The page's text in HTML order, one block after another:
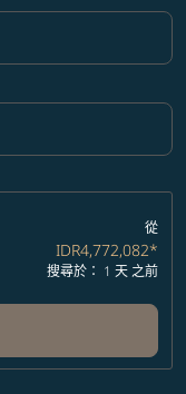
從
IDR4,772,082*
搜尋於： 1 天 之前